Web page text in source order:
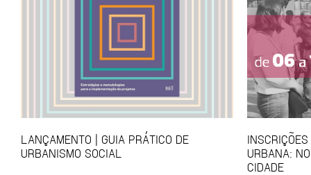
LANÇAMENTO | GUIA PRÁTICO DE
URBANISMO SOCIAL
URBANA:
CIDADE